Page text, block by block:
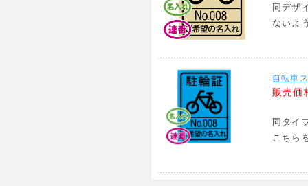
同デザ
ないよ
自転車
販売価
同タイ
こちら